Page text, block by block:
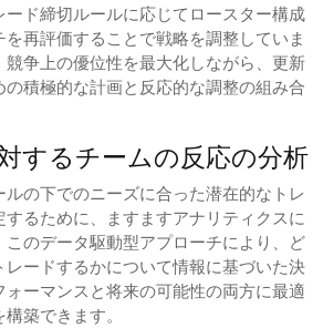
ド締切ルールに応じてロースター構成
再評価することで戦略を調整していま
争上の優位性を最大化しながら、更新
の積極的な計画と反応的な調整の組み合
するチームの反応の分析
の下でのニーズに合った潜在的なトレ
るために、ますますアナリティクスに
のデータ駆動型アプローチにより、ど
ードするかについて情報に基づいた決
ーマンスと将来の可能性の両方に最適
築できます。